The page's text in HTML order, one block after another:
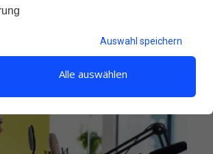
KOMMENTAR
Auswahl speichern
Alle auswählen